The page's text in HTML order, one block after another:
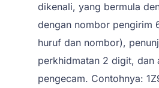
dikenali, yang bermula
dengan nombor pengirim
huruf dan nombor),
perkhidmatan 2 digit,
pengecam. Contohnya: